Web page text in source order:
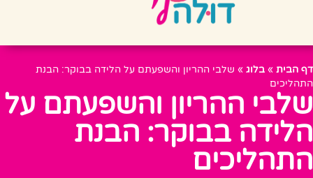
דף הבית » בלוג » שלבי ההריון והשפעתם על הלידה בבוקר: הבנת
התהליכים
שלבי ההריון והשפעתם על
הלידה בבוקר: הבנת
התהליכים